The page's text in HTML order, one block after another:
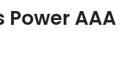
Power AAA